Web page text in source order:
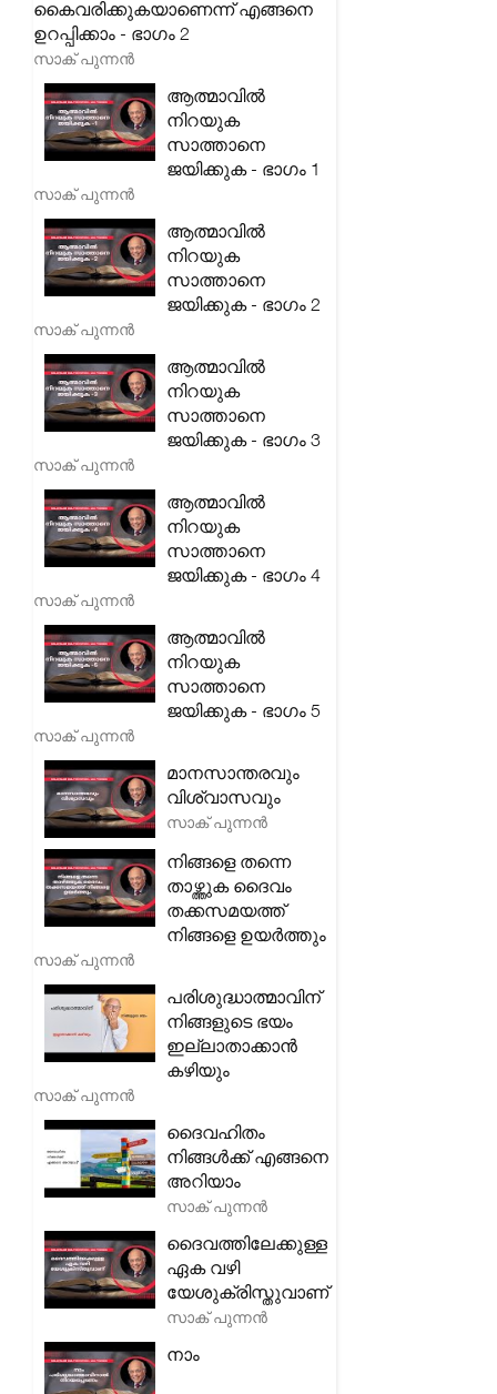
കൈവരിക്കുകയാണെന്ന് എങ്ങനെ
ഉറപ്പിക്കാം - ഭാഗം 2
സാക് പുന്നൻ
ആത്മാവിൽ
നിറയുക
സാത്താനെ
ജയിക്കുക - ഭാഗം 1
സാക് പുന്നൻ
ആത്മാവിൽ
നിറയുക
സാത്താനെ
ജയിക്കുക - ഭാഗം 2
സാക് പുന്നൻ
ആത്മാവിൽ
നിറയുക
സാത്താനെ
ജയിക്കുക - ഭാഗം 3
സാക് പുന്നൻ
ആത്മാവിൽ
നിറയുക
സാത്താനെ
ജയിക്കുക - ഭാഗം 4
സാക് പുന്നൻ
ആത്മാവിൽ
നിറയുക
സാത്താനെ
ജയിക്കുക - ഭാഗം 5
സാക് പുന്നൻ
മാനസാന്തരവും
വിശ്വാസവും
സാക് പുന്നൻ
നിങ്ങളെ തന്നെ
താഴ്ത്തുക ദൈവം
തക്കസമയത്ത്
നിങ്ങളെ ഉയർത്തും
സാക് പുന്നൻ
പരിശുദ്ധാത്മാവിന്
നിങ്ങളുടെ ഭയം
ഇല്ലാതാക്കാൻ
കഴിയും
സാക് പുന്നൻ
ദൈവഹിതം
നിങ്ങൾക്ക് എങ്ങനെ
അറിയാം
സാക് പുന്നൻ
ദൈവത്തിലേക്കുള്ള
ഏക വഴി
യേശുക്രിസ്തുവാണ്
സാക് പുന്നൻ
നാം